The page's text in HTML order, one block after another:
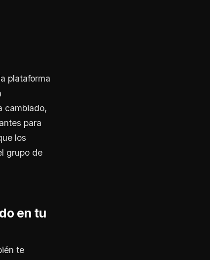
plataforma
cambiado,
para
los
grupo de
en tu
te